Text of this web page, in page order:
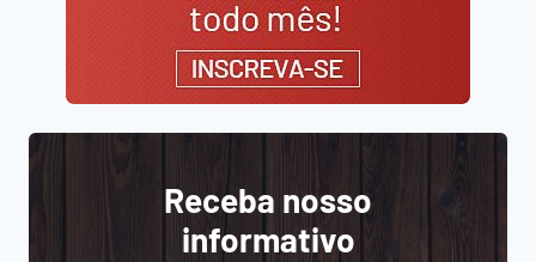
Receba nosso
informativo